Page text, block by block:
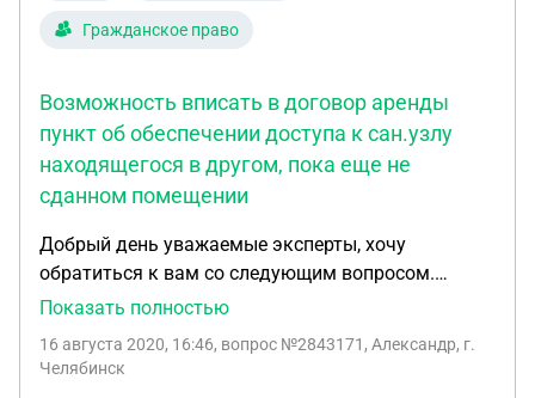
Гражданское право
Возможность вписать в договор аренды
пункт об обеспечении доступа к сан.узлу
находящегося в другом, пока еще не
сданном помещении
Добрый день уважаемые эксперты, хочу
обратиться к вам со следующим вопросом.
Находимся на стадии обсуждения условий
нескольких нежилых помещений. В помещении,
Показать полностью
16 августа 2020, 16:46, вопрос №2843171, Александр, г.
Челябинск